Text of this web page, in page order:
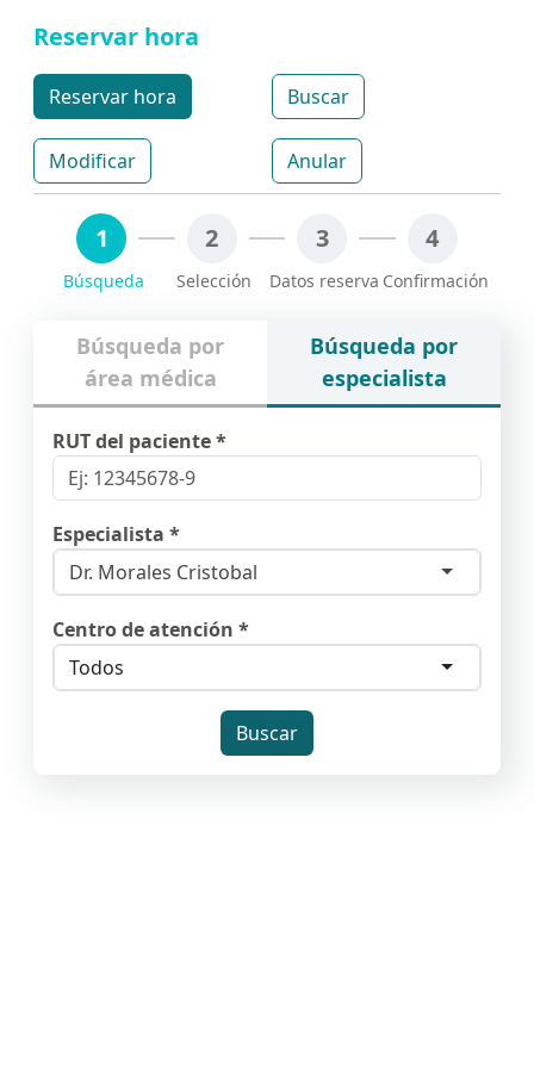
Reservar hora
Reservar hora Buscar
Modificar Anular
1 2 3 4
Búsqueda por
área médica
Búsqueda por
especialista
RUT del paciente *
Especialista *
Dr. Morales Cristobal
Centro de atención *
Todos
Buscar